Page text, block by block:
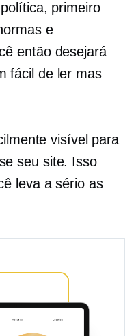
primeiro
e
então desejará
fácil de ler mas
visível para
seu site. Isso
leva a sério as